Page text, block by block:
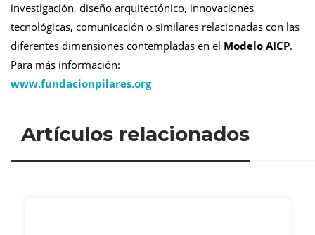
investigación, diseño arquitectónico, innovaciones
tecnológicas, comunicación o similares relacionadas con las
diferentes dimensiones contempladas en el Modelo AICP.
Para más información:
www.fundacionpilares.org
Artículos relacionados